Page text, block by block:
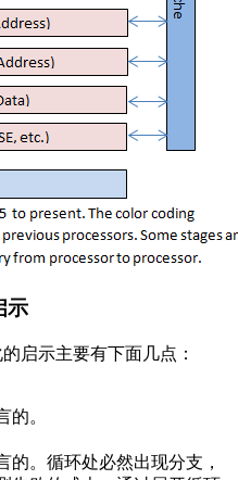
示
启示主要有下面几点：
的。
的。循环处必然出现分支，